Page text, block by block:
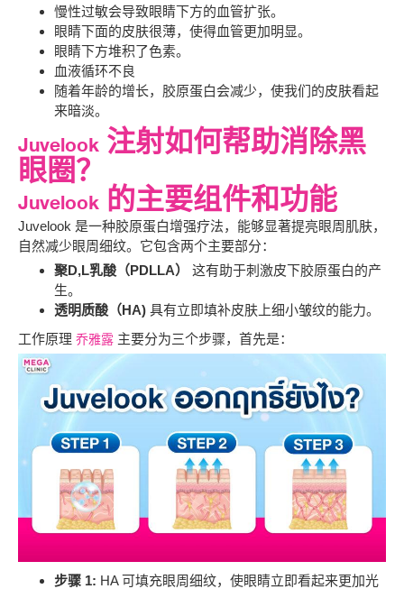
慢性过敏会导致眼睛下方的血管扩张。
眼睛下面的皮肤很薄，使得血管更加明显。
眼睛下方堆积了色素。
血液循环不良
随着年龄的增长，胶原蛋白会减少，使我们的皮肤看起
来暗淡。
Juvelook 注射如何帮助消除黑
眼圈？
Juvelook 的主要组件和功能
Juvelook 是一种胶原蛋白增强疗法，能够显著提亮眼周肌肤，
自然减少眼周细纹。它包含两个主要部分：
聚D,L乳酸（PDLLA）
这有助于刺激皮下胶原蛋白的产
生。
透明质酸（HA) 具有立即填补皮肤上细小皱纹的能力。
工作原理 乔雅露 主要分为三个步骤，首先是：
步骤 1: HA 可填充眼周细纹，使眼睛立即看起来更加光